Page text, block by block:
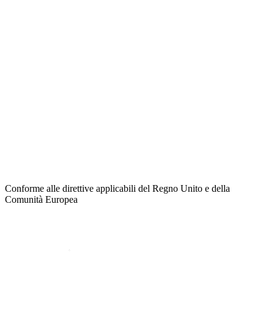
Conforme alle direttive applicabili del Regno Unito e della
Comunità Europea